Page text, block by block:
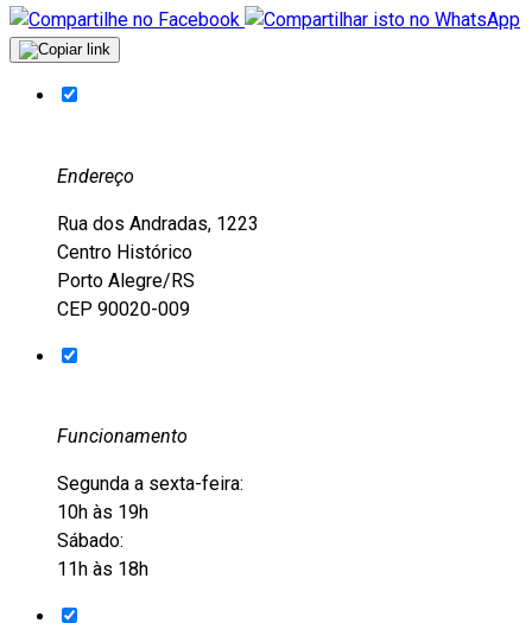
Endereço
Rua dos Andradas, 1223
Centro Histórico
Porto Alegre/RS
CEP 90020-009
Funcionamento
Segunda a sexta-feira:
10h às 19h
Sábado:
11h às 18h